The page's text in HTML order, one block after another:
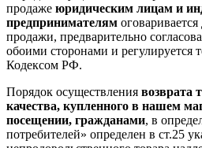
продаже юридическим лицам и
предпринимателям
продажи, предварительно
обоими сторонами и регулируется
Кодексом РФ.
Порядок осуществления возврата
качества, купленного в нашем
посещении, гражданами, в
потребителей» определен в ст.25